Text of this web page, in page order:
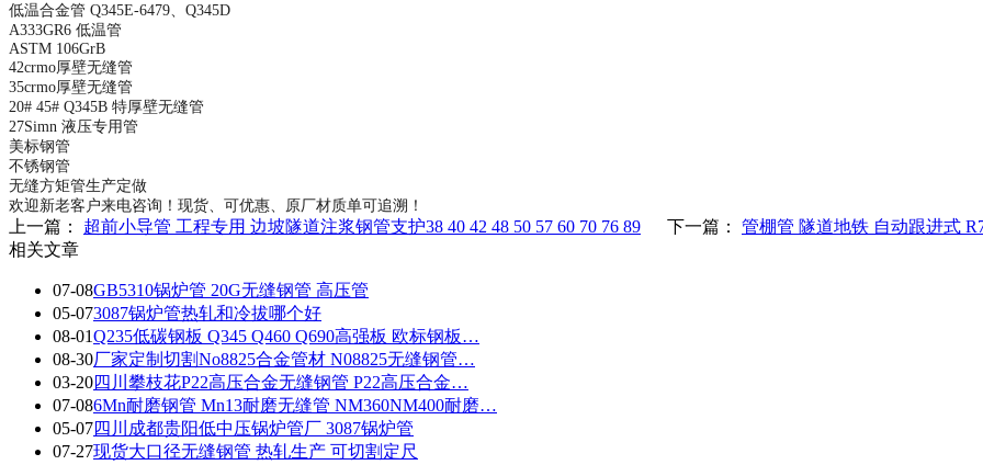
低温合金管 Q345E-6479、Q345D
A333GR6 低温管
ASTM 106GrB
42crmo厚壁无缝管
35crmo厚壁无缝管
20# 45# Q345B 特厚壁无缝管
27Simn 液压专用管
美标钢管
不锈钢管
无缝方矩管生产定做
欢迎新老客户来电咨询！现货、可优惠、原厂材质单可追溯！
上一篇： 超前小导管 工程专用 边坡隧道注浆钢管支护38 40 42 48 50 57 60 70 76 89 下一篇： 管棚管 隧道地铁 自动跟进式
相关文章
07-08GB5310锅炉管 20G无缝钢管 高压管
05-073087锅炉管热轧和冷拔哪个好
08-01Q235低碳钢板 Q345 Q460 Q690高强板 欧标钢板…
08-30厂家定制切割No8825合金管材 N08825无缝钢管…
03-20四川攀枝花P22高压合金无缝钢管 P22高压合金…
07-086Mn耐磨钢管 Mn13耐磨无缝管 NM360NM400耐磨…
05-07四川成都贵阳低中压锅炉管厂 3087锅炉管
07-27现货大口径无缝钢管 热轧生产 可切割定尺